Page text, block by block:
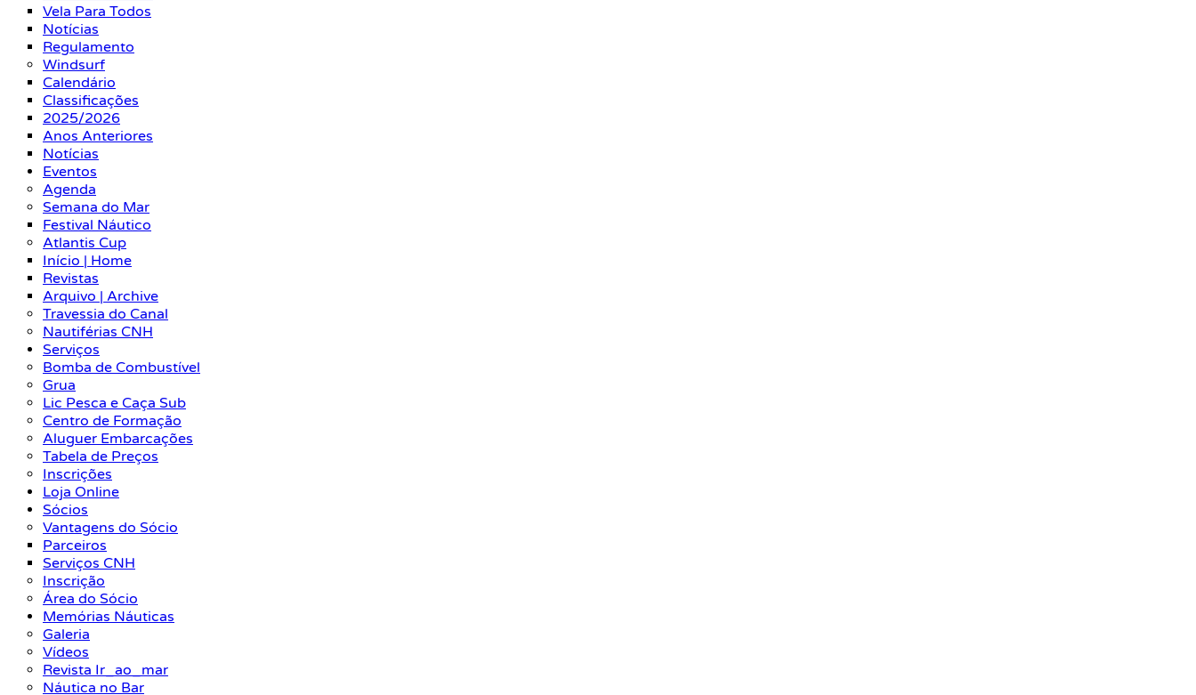
Vela Para Todos
Notícias
Regulamento
Windsurf
Calendário
Classificações
2025/2026
Anos Anteriores
Notícias
Eventos
Agenda
Semana do Mar
Festival Náutico
Atlantis Cup
Início | Home
Revistas
Arquivo | Archive
Travessia do Canal
Nautiférias CNH
Serviços
Bomba de Combustível
Grua
Lic Pesca e Caça Sub
Centro de Formação
Aluguer Embarcações
Tabela de Preços
Inscrições
Loja Online
Sócios
Vantagens do Sócio
Parceiros
Serviços CNH
Inscrição
Área do Sócio
Memórias Náuticas
Galeria
Vídeos
Revista Ir_ao_mar
Náutica no Bar